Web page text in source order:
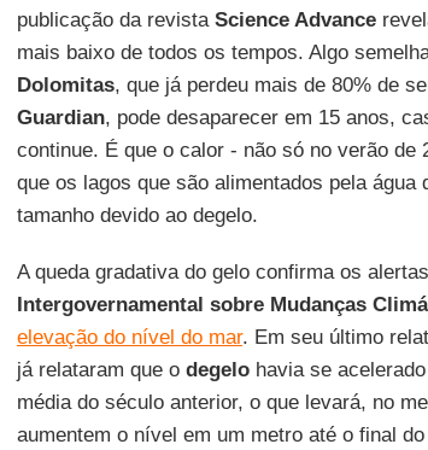
publicação da revista Science Advance
mais baixo de todos os tempos. Algo
Dolomitas, que já perdeu mais de 80% de
Guardian, pode desaparecer em 15 anos,
continue. É que o calor - não só no verão
que os lagos que são alimentados pela água
tamanho devido ao degelo.
A queda gradativa do gelo confirma os
Intergovernamental sobre Mudanças
elevação do nível do mar. Em seu último
já relataram que o degelohavia se
média do século anterior, o que levará, no
aumentem o nível em um metro até o final